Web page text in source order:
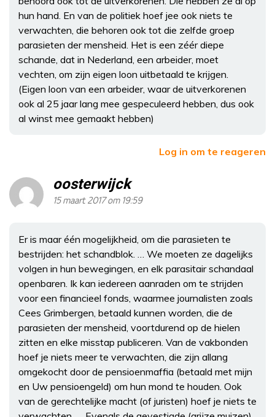
hun hand. En van de politiek hoef jee ook niets te
verwachten, die behoren ook tot die zelfde groep
parasieten der mensheid. Het is een zéér diepe
schande, dat in Nederland, een arbeider, moet
vechten, om zijn eigen loon uitbetaald te krijgen.
(Eigen loon van een arbeider, waar de uitverkorenen
ook al 25 jaar lang mee gespeculeerd hebben, dus ook
al winst mee gemaakt hebben)
Log in om te reageren
oosterwijck
15 maart 2017 om 19:59
Er is maar één mogelijkheid, om die parasieten te
bestrijden: het schandblok. … We moeten ze dagelijks
volgen in hun bewegingen, en elk parasitair schandaal
openbaren. Ik kan iedereen aanraden om te strijden
voor een financieel fonds, waarmee journalisten zoals
Cees Grimbergen, betaald kunnen worden, die de
parasieten der mensheid, voortdurend op de hielen
zitten en elke misstap publiceren. Van de vakbonden
hoef je niets meer te verwachten, die zijn allang
omgekocht door de pensioenmaffia (betaald met mijn
en Uw pensioengeld) om hun mond te houden. Ook
van de gerechtelijke macht (of juristen) hoef je niets te